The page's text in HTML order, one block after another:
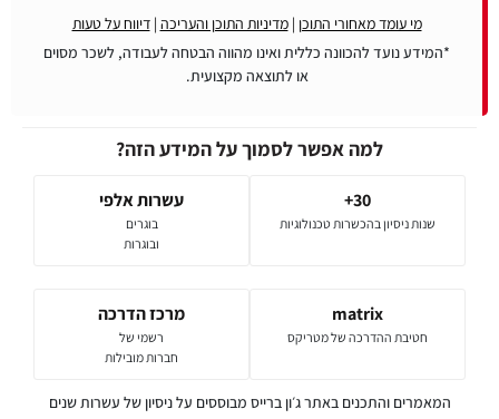
מי עומד מאחורי התוכן |מדיניות התוכן והעריכה |דיווח על טעות
*המידע נועד להכוונה כללית ואינו מהווה הבטחה לעבודה, לשכר מסוים
או לתוצאה מקצועית.
למה אפשר לסמוך על המידע הזה?
30+
שנות ניסיון בהכשרות טכנולוגיות
עשרות אלפי
בוגרים
ובוגרות
matrix
חטיבת ההדרכה של מטריקס
מרכז הדרכה
רשמי של
חברות מובילות
המאמרים והתכנים באתר ג׳ון ברייס מבוססים על ניסיון של עשרות שנים